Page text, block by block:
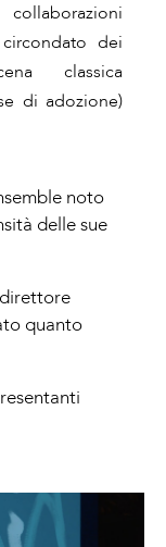
dei
classica
di adozione)
noto
delle sue
quanto